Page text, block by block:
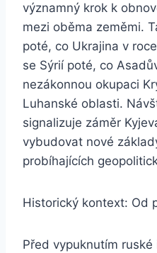
významný krok k
mezi oběma zeměmi.
poté, co Ukrajina v
se Sýrií poté, co
nezákonnou okupaci
Luhanské oblasti.
signalizuje záměr
vybudovat nové
probíhajících
Historický kontext: Od
Před vypuknutím